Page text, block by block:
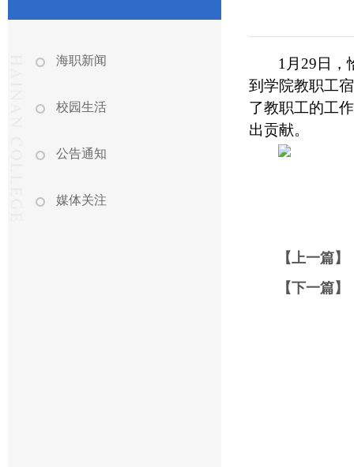
海职新闻
校园生活
公告通知
媒体关注
1 月 29 日，
到学院教职工
了教职工的工
出贡献。
【上一篇】
【下一篇】